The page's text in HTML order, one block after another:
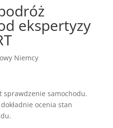
ekspertyzy
Niemcy
sprawdzenie samochodu.
dokładnie ocenia stan